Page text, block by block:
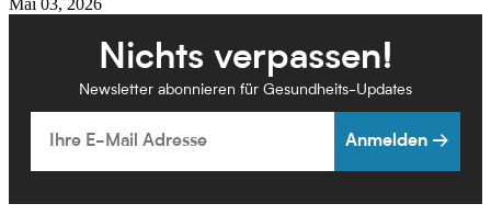
Mai 03, 2026
Nichts verpassen!
Newsletter abonnieren für Gesundheits-Updates
Anmelden →